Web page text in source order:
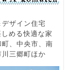
ザイン住宅
める快適な家
、中央市、南
三郷町ほか